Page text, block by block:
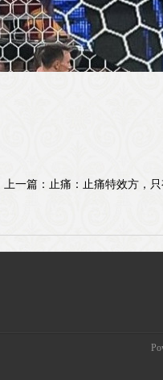
上一篇： 止痛：止痛特效方，